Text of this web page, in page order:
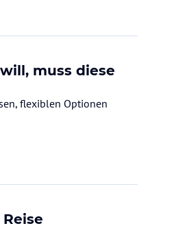
muss diese
flexiblen Optionen